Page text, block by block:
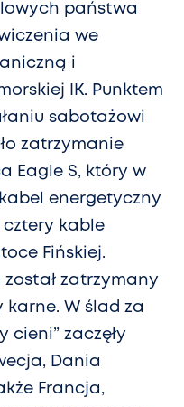
państwa
we
i
IK. Punktem
sabotażowi
zatrzymanie
Eagle S, który w
kabel energetyczny
cztery kable
Fińskiej.
zatrzymany
W ślad za
cieni” zaczęły
Dania
Francja,